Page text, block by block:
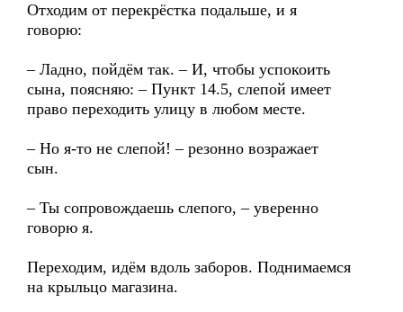
Отходим от перекрёстка подальше, и я
говорю:
– Ладно, пойдём так. – И, чтобы успокоить
сына, поясняю: – Пункт 14.5, слепой имеет
право переходить улицу в любом месте.
– Но я-то не слепой! – резонно возражает
сын.
– Ты сопровождаешь слепого, – уверенно
говорю я.
Переходим, идём вдоль заборов. Поднимаемся
на крыльцо магазина.